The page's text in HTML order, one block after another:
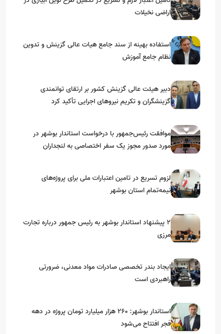
اراضی نخیلات
استفاده بهینه از سند جامع هیات عالی گزینش و‌ تدوین
نظام جامع آموزش
دبیر هیئت عالی گزینش کشور بر ارتقای توانمندی
گزینشگران و تکریم نیروهای اجرایی تأکید کرد
موافقت رئیس‌جمهور با درخواست استاندار بوشهر در
مورد صدور مجوز یک سفر اختصاصی به لنجداران
لزوم تسریع در تامین اعتبارات ملی برای پروژه‌های
نیمه‌تمام استان بوشهر
۲ پیشنهاد استاندار بوشهر به رئیس جمهور درباره تجارت
مرزی
ایجاد بندر تخصصی صادرات مواد معدنی، ضرورتی
راهبردی است
استاندار بوشهر: ۲۶۰ هزار میلیارد تومان پروژه در دهه
فجر افتتاح می‌شود